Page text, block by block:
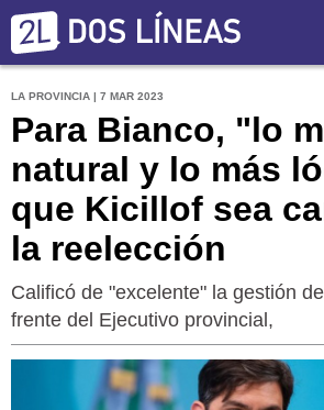
LA PROVINCIA | 7 MAR 2023
Para Bianco, "lo
natural y lo más
que Kicillof sea
la reelección
Calificó de "excelente" la gestión
frente del Ejecutivo provincial,